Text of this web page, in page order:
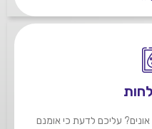
עליכם לדעת כי אומנם